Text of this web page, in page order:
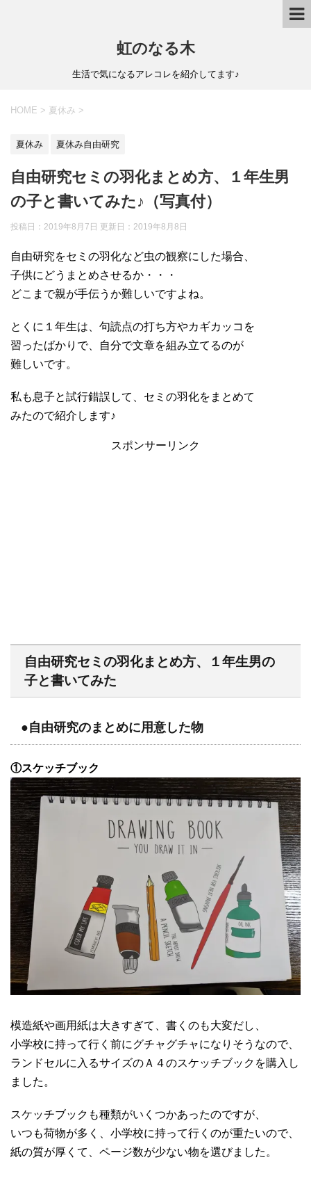
虹のなる木
生活で気になるアレコレを紹介してます♪
HOME > 夏休み >
夏休み 夏休み自由研究
自由研究セミの羽化まとめ方、１年生男
の子と書いてみた♪（写真付）
投稿日：2019年8月7日 更新日： 2019年8月8日
自由研究をセミの羽化など虫の観察にした場合、
子供にどうまとめさせるか・・・
どこまで親が手伝うか難しいですよね。
とくに１年生は、句読点の打ち方やカギカッコを
習ったばかりで、自分で文章を組み立てるのが
難しいです。
私も息子と試行錯誤して、セミの羽化をまとめて
みたので紹介します♪
スポンサーリンク
自由研究セミの羽化まとめ方、１年生男の
子と書いてみた
●自由研究のまとめに用意した物
①スケッチブック
模造紙や画用紙は大きすぎて、書くのも大変だし、
小学校に持って行く前にグチャグチャになりそうなので、
ランドセルに入るサイズのＡ４のスケッチブックを購入し
ました。
スケッチブックも種類がいくつかあったのですが、
いつも荷物が多く、小学校に持って行くのが重たいので、
紙の質が厚くて、ページ数が少ない物を選びました。